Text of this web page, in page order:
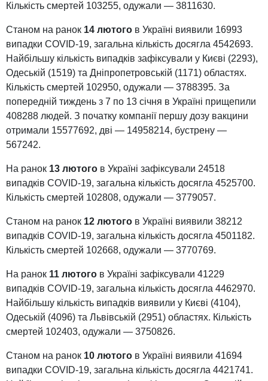
Кількість смертей 103255, одужали — 3811630.
Станом на ранок 14 лютого в Україні виявили 16993
випадки COVID-19, загальна кількість досягла 4542693.
Найбільшу кількість випадків зафіксували у Києві (2293),
Одеській (1519) та Дніпропетровській (1171) областях.
Кількість смертей 102950, одужали — 3788395. За
попередній тиждень з 7 по 13 січня в Україні прищепили
408288 людей. З початку компанії першу дозу вакцини
отримали 15577692, дві — 14958214, бустрену —
567242.
На ранок 13 лютого в Україні зафіксували 24518
випадків COVID-19, загальна кількість досягла 4525700.
Кількість смертей 102808, одужали — 3779057.
Станом на ранок 12 лютого в Україні виявили 38212
випадків COVID-19, загальна кількість досягла 4501182.
Кількість смертей 102668, одужали — 3770769.
На ранок 11 лютого в Україні зафіксували 41229
випадків COVID-19, загальна кількість досягла 4462970.
Найбільшу кількість випадків виявили у Києві (4104),
Одеській (4096) та Львівській (2951) областях. Кількість
смертей 102403, одужали — 3750826.
Станом на ранок 10 лютого в Україні виявили 41694
випадки COVID-19, загальна кількість досягла 4421741.